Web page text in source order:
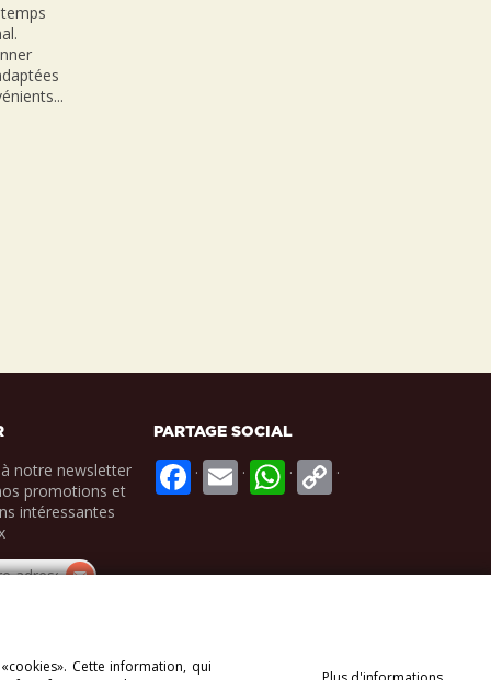
notre newsletter
promotions et
intéressantes
PARTAGE SOCIAL
. . . .
Cette information, qui